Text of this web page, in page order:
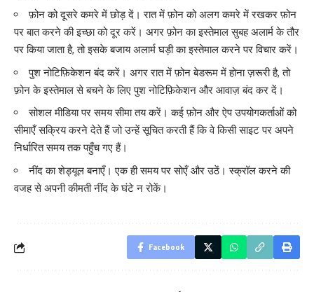
फ़ोन को दूसरे कमरे में छोड़ दें। रात में फ़ोन को अलग कमरे में रखकर फ़ोन
पर बात करने की इच्छा को दूर करें। अगर फ़ोन का इस्तेमाल सुबह अलार्म के तौर
पर किया जाता है, तो इसके बजाय अलार्म घड़ी का इस्तेमाल करने पर विचार करें।
पुश नोटिफ़िकेशन बंद करें। अगर रात में फ़ोन बेडरूम में होना ज़रूरी है, तो
फ़ोन के इस्तेमाल से बचने के लिए पुश नोटिफ़िकेशन और आवाज़ बंद कर दें।
सोशल मीडिया पर समय सीमा तय करें। कई फ़ोन और ऐप उपयोगकर्ताओं को
सीमाएँ सक्रिय करने देते हैं जो उन्हें सूचित करती हैं कि वे किसी साइट पर अपने
निर्धारित समय तक पहुँच गए हैं।
नींद का शेड्यूल बनाएँ। एक ही समय पर सोएँ और उठें। स्क्रॉल करने की
वजह से अपनी कीमती नींद के घंटे न रोकें।
Facebook